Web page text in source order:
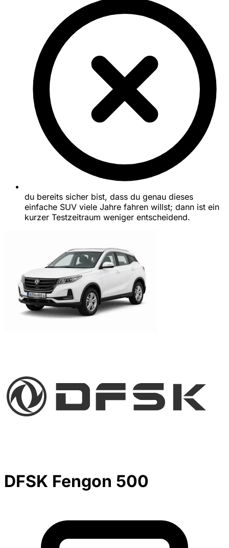
du bereits sicher bist, dass du genau dieses
einfache SUV viele Jahre fahren willst; dann ist ein
kurzer Testzeitraum weniger entscheidend.
DFSK Fengon 500